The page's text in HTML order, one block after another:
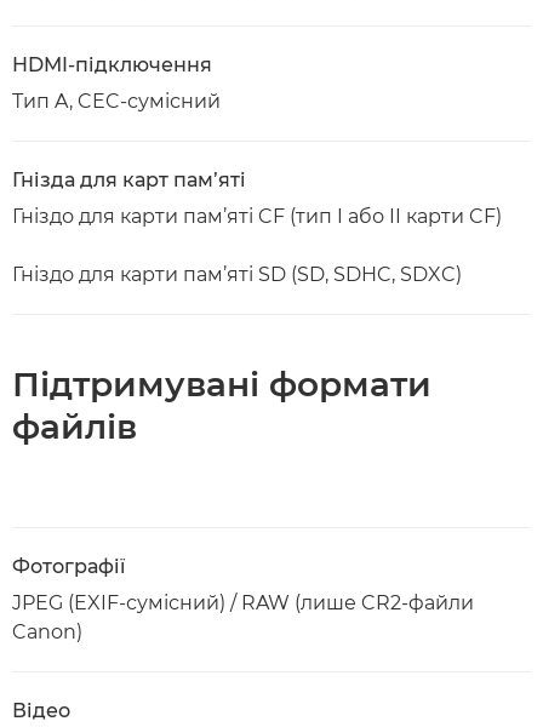
HDMI-підключення
Тип A, CEC-сумісний
Гнізда для карт пам’яті
Гніздо для карти пам’яті CF (тип I або II карти CF)
Гніздо для карти пам’яті SD (SD, SDHC, SDXC)
Підтримувані формати
файлів
Фотографії
JPEG (EXIF-сумісний) / RAW (лише CR2-файли
Canon)
Відео